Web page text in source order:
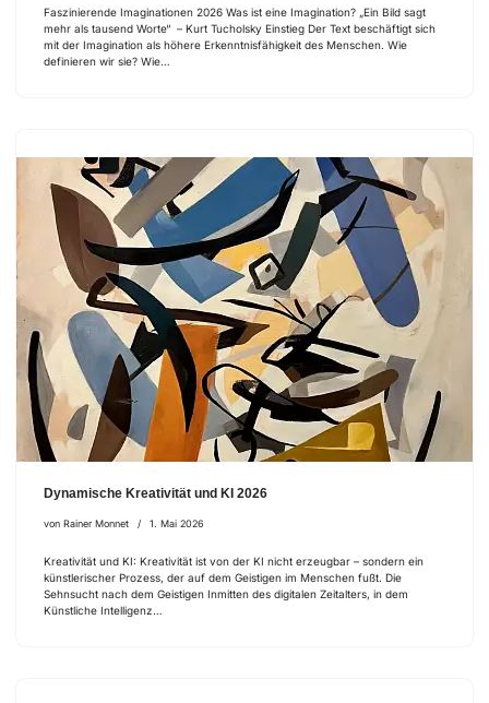
Faszinierende Imaginationen 2026 Was ist eine Imagination? „Ein Bild sagt
mehr als tausend Worte“ – Kurt Tucholsky Einstieg Der Text beschäftigt sich
mit der Imagination als höhere Erkenntnisfähigkeit des Menschen. Wie
definieren wir sie? Wie…
Dynamische Kreativität und KI 2026
von Rainer Monnet 1. Mai 2026
Kreativität und KI: Kreativität ist von der KI nicht erzeugbar – sondern ein
künstlerischer Prozess, der auf dem Geistigen im Menschen fußt. Die
Sehnsucht nach dem Geistigen Inmitten des digitalen Zeitalters, in dem
Künstliche Intelligenz…